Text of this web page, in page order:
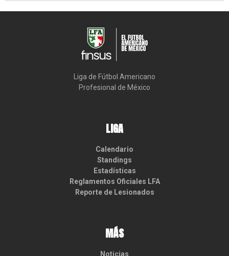
Liga de Fútbol Americano
Profesional de México
LIGA
Calendario
Standings
Estadísticas
Reglamentos Oficiales LFA
Reporte de Lesionados
MÁS
Noticias